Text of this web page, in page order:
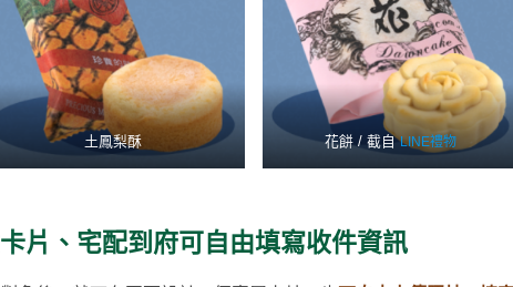
土鳳梨酥 花餅 / 截自LINE禮物
片、宅配到府可自由填寫收件資訊